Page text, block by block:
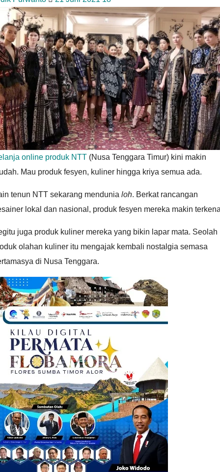
online produk NTT (Nusa Tenggara Timur) kini makin
Mau produk fesyen, kuliner hingga kriya semua ada.
tenun NTT sekarang mendunia loh. Berkat rancangan
lokal dan nasional, produk fesyen mereka makin
juga produk kuliner mereka yang bikin lapar mata. Seolah
olahan kuliner itu mengajak kembali nostalgia semasa
di Nusa Tenggara.